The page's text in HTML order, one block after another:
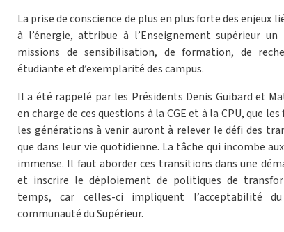
La prise de conscience de plus en plus forte des enjeux
à l’énergie, attribue à l’Enseignement supérieur
missions de sensibilisation, de formation, de
étudiante et d’exemplarité des campus.
Il a été rappelé par les Présidents Denis Guibard et
en charge de ces questions à la CGE et à la CPU, que
les générations à venir auront à relever le défi des
que dans leur vie quotidienne. La tâche qui incombe
immense. Il faut aborder ces transitions dans une
et inscrire le déploiement de politiques de
temps, car celles-ci impliquent l’acceptabilité
communauté du Supérieur.